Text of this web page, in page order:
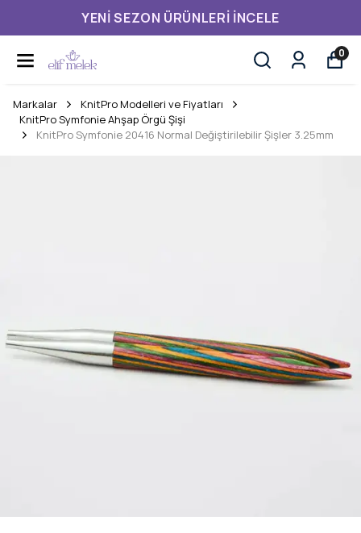
YENI SEZON ÜRÜNLERI İNCELE
0
Markalar
KnitPro Modelleri ve Fiyatları
KnitPro Symfonie Ahşap Örgü Şişi
KnitPro Symfonie 20416 Normal Değiştirilebilir Şişler 3.25mm